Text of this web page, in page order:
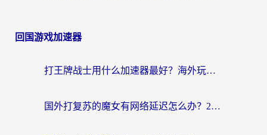
回国游戏加速器
打王牌战士用什么加速器最好？海外玩家的终极选择指南
国外打复苏的魔女有网络延迟怎么办？2026海外玩家国服游戏加速全攻略